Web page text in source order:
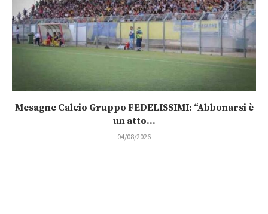
Mesagne Calcio Gruppo FEDELISSIMI: “Abbonarsi è
un atto...
04/08/2026